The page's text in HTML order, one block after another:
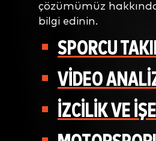
çözümümüz
bilgi edinin.
SPORCU
VİDEO
İZCİLİK VE